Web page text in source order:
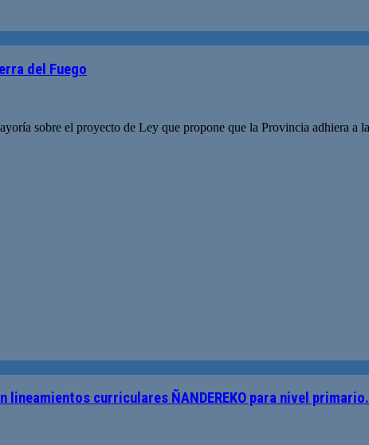
del Fuego
sobre el proyecto de Ley que propone que la Provincia adhiera a
curriculares ÑANDEREKO para nivel